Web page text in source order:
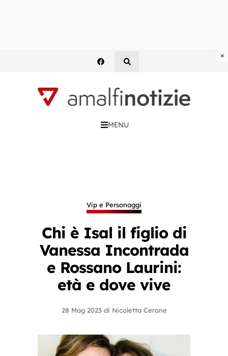
MENU
Vip e Personaggi
Chi è Isal il figlio di
Vanessa Incontrada
e Rossano Laurini:
età e dove vive
28 Mag 2023 di Nicoletta Cerone
×